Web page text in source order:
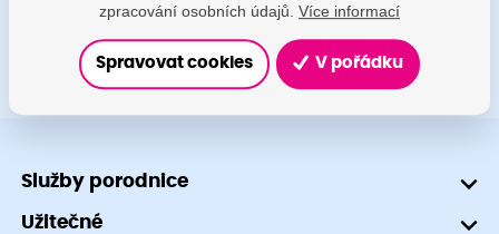
Služby porodnice
Užitečné
zpracování osobních údajů. Více informací
Spravovat cookies V pořádku